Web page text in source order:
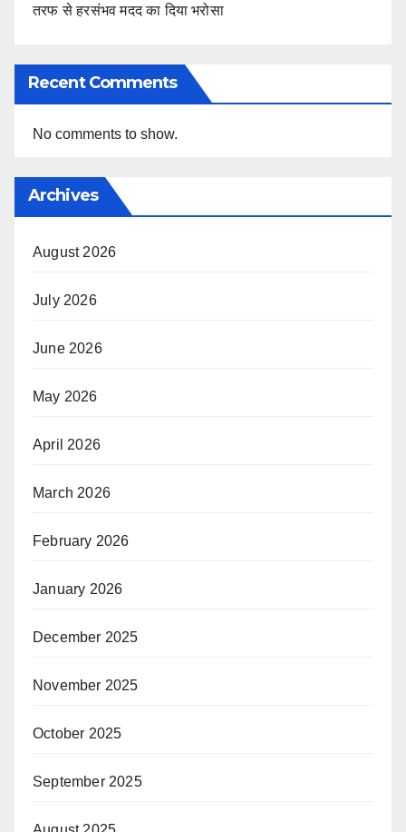
तरफ से हरसंभव मदद का दिया भरोसा
Recent Comments
No comments to show.
Archives
August 2026
July 2026
June 2026
May 2026
April 2026
March 2026
February 2026
January 2026
December 2025
November 2025
October 2025
September 2025